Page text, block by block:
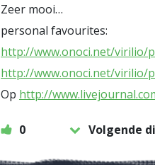
Zeer mooi…
personal favourites:
http://www.onoci.net/virilio/
http://www.onoci.net/virilio/
Op http://
0 Volgende